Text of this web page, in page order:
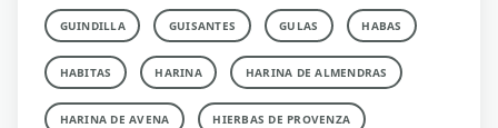
GUINDILLA GUISANTES GULAS HABAS
HABITAS HARINA HARINA DE ALMENDRAS
HARINA DE AVENA HIERBAS DE PROVENZA